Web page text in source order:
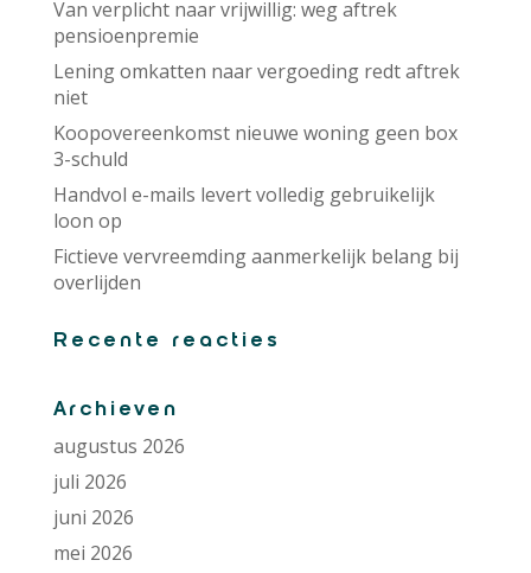
Van verplicht naar vrijwillig: weg aftrek
pensioenpremie
Lening omkatten naar vergoeding redt aftrek
niet
Koopovereenkomst nieuwe woning geen box
3-schuld
Handvol e-mails levert volledig gebruikelijk
loon op
Fictieve vervreemding aanmerkelijk belang bij
overlijden
Recente reacties
Archieven
augustus 2026
juli 2026
juni 2026
mei 2026